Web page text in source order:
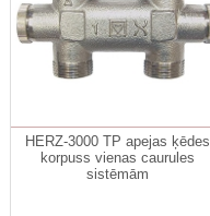
HERZ-3000 TP apejas ķēdes
korpuss vienas caurules
sistēmām